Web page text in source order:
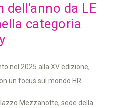
dell'anno da LE
categoria
nel 2025 alla XV edizione,
un focus sul mondo HR.
Mezzanotte, sede della